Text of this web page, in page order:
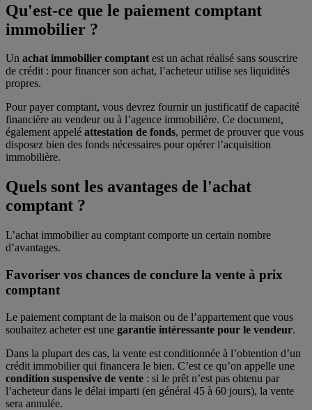
Qu'est-ce que le paiement comptant
immobilier ?
Un achat immobilier comptant est un achat réalisé sans souscrire
de crédit : pour financer son achat, l’acheteur utilise ses liquidités
propres.
Pour payer comptant, vous devrez fournir un justificatif de capacité
financière au vendeur ou à l’agence immobilière. Ce document,
également appelé attestation de fonds, permet de prouver que vous
disposez bien des fonds nécessaires pour opérer l’acquisition
immobilière.
Quels sont les avantages de l'achat
comptant ?
L’achat immobilier au comptant comporte un certain nombre
d’avantages.
Favoriser vos chances de conclure la vente à prix
comptant
Le paiement comptant de la maison ou de l’appartement que vous
souhaitez acheter est une garantie intéressante pour le vendeur.
Dans la plupart des cas, la vente est conditionnée à l’obtention d’un
crédit immobilier qui financera le bien. C’est ce qu’on appelle une
condition suspensive de vente : si le prêt n’est pas obtenu par
l’acheteur dans le délai imparti (en général 45 à 60 jours), la vente
sera annulée.